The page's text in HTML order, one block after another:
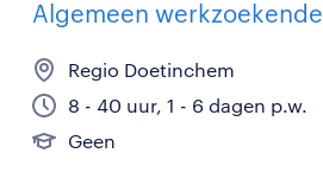
Algemeen werkzoekende
Regio Doetinchem
8 - 40 uur, 1 - 6 dagen p.w.
Geen